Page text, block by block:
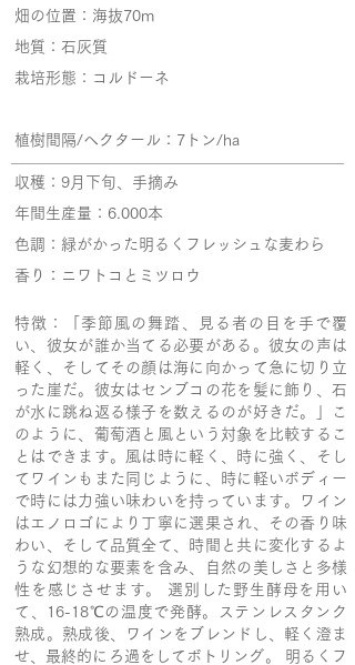
畑の位置：海抜70m
地質：石灰質
栽培形態：コルドーネ
植樹間隔/ヘクタール：7トン/ha
収穫：9月下旬、手摘み
年間生産量：6.000本
色調：緑がかった明るくフレッシュな麦わら
香り：ニワトコとミツロウ
特徴：「季節風の舞踏、見る者の目を手で覆
い、彼女が誰か当てる必要がある。彼女の声は
軽く、そしてその顔は海に向かって急に切り立
った崖だ。彼女はセンブコの花を髪に飾り、石
が水に跳ね返る様子を数えるのが好きだ。」こ
のように、葡萄酒と風という対象を比較するこ
とはできます。風は時に軽く、時に強く、そし
てワインもまた同じように、時に軽いボディー
で時には力強い味わいを持っています。ワイン
はエノロゴにより丁寧に選果され、その香り味
わい、そして品質全て、時間と共に変化するよ
うな幻想的な要素を含み、自然の美しさと多様
性を感じさせます。 選別した野生酵母を用い
て、16-18℃の温度で発酵。ステンレスタンク
熟成。熟成後、ワインをブレンドし、軽く澄ま
せ、最終的にろ過をしてボトリング。 明るくフ